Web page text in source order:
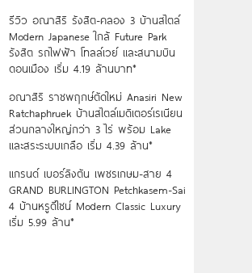
รีวิว อณาสิริ รังสิต-คลอง 3 บ้านสไตล์
Modern Japanese ใกล้ Future Park
รังสิต รถไฟฟ้า โทลล์เวย์ และสนามบิน
ดอนเมือง เริ่ม 4.19 ล้านบาท*
อณาสิริ ราชพฤกษ์ตัดใหม่ Anasiri New
Ratchaphruek บ้านสไตล์เมดิเตอร์เรเนียน
ส่วนกลางใหญ่กว่า 3 ไร่ พร้อม Lake
และสระระบบเกลือ เริ่ม 4.39 ล้าน*
แกรนด์ เบอร์ลิงตัน เพชรเกษม-สาย 4
GRAND BURLINGTON Petchkasem-Sai
4 บ้านหรูดีไซน์ Modern Classic Luxury
เริ่ม 5.99 ล้าน*